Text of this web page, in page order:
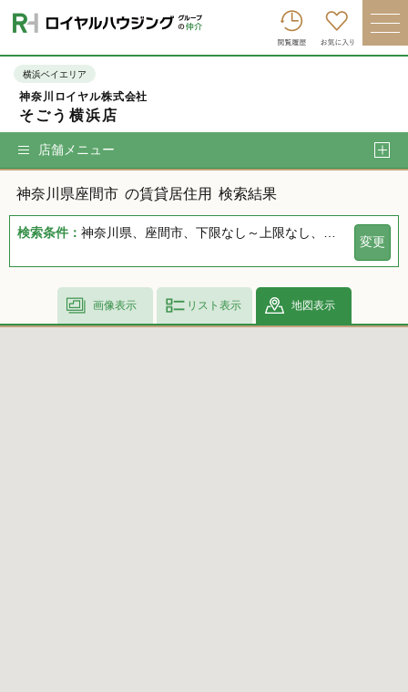
横浜ベイエリア
神奈川ロイヤル株式会社
そごう横浜店
店舗メニュー
神奈川県座間市 の賃貸居住用 検索結果
検索条件： 神奈川県、座間市、下限なし～上限なし、指定しない、指定なし、指定しない、下限なし～上限なし、指定なし
変更
画像表示 リスト表示 地図表示
ロイヤルハウジンググループトップへ
買いたい
売りたい
借りたい
貸したい
ログイン 会員登録